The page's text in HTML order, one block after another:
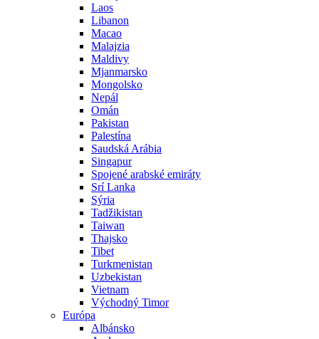
Laos
Libanon
Macao
Malajzia
Maldivy
Mjanmarsko
Mongolsko
Nepál
Omán
Pakistan
Palestína
Saudská Arábia
Singapur
Spojené arabské emiráty
Srí Lanka
Sýria
Tadžikistan
Taiwan
Thajsko
Tibet
Turkmenistan
Uzbekistan
Vietnam
Východný Timor
Európa
Albánsko